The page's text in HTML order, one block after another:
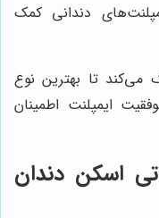
دندانی کمک
می‌کند تا بهترین نوع
ایمپلنت اطمینان
اسکن دندان